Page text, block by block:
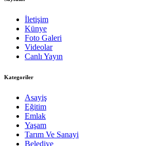
İletişim
Künye
Foto Galeri
Videolar
Canlı Yayın
Kategoriler
Asayiş
Eğitim
Emlak
Yaşam
Tarım Ve Sanayi
Belediye